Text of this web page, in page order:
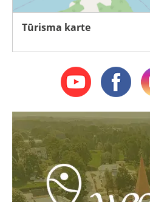
Tūrisma karte